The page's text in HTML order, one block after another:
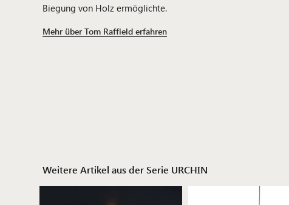
Biegung von Holz ermöglichte.
Mehr über Tom Raffield erfahren
Weitere Artikel aus der Serie URCHIN